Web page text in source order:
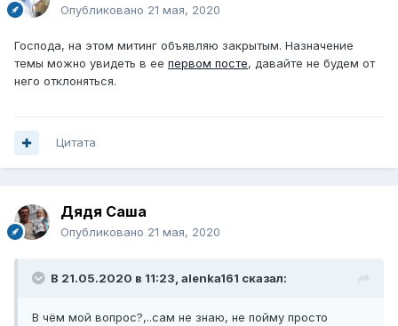
Опубликовано 21 мая, 2020
Господа, на этом митинг объявляю закрытым. Назначение
темы можно увидеть в ее первом посте, давайте не будем от
него отклоняться.
Цитата
Дядя Саша
Опубликовано 21 мая, 2020
В 21.05.2020 в 11:23, alenka161 сказал:
В чём мой вопрос?,..сам не знаю, не пойму просто